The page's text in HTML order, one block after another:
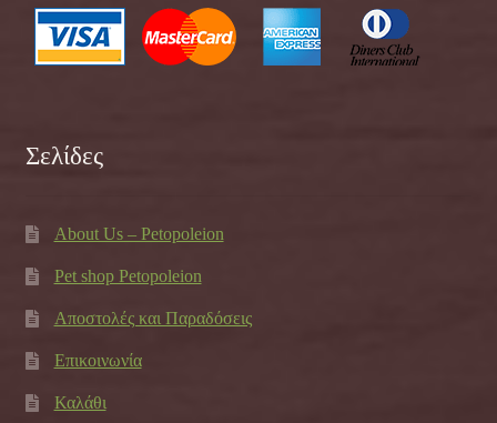
Σελίδες
About Us – Petopoleion
Pet shop Petopoleion
Αποστολές και Παραδόσεις
Επικοινωνία
Καλάθι